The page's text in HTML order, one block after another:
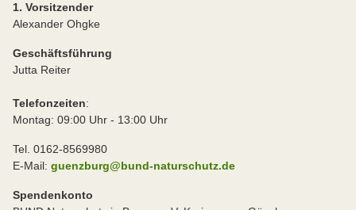
1. Vorsitzender
Alexander Ohgke
Geschäftsführung
Jutta Reiter
Telefonzeiten:
Montag: 09:00 Uhr - 13:00 Uhr
Tel. 0162-8569980
E-Mail: guenzburg@bund-naturschutz.de
Spendenkonto